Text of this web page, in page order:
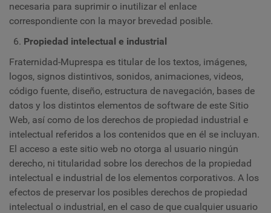
necesaria para suprimir o inutilizar el enlace
correspondiente con la mayor brevedad posible.
Propiedad intelectual e industrial
Fraternidad-Muprespa es titular de los textos, imágenes,
logos, signos distintivos, sonidos, animaciones, videos,
código fuente, diseño, estructura de navegación, bases de
datos y los distintos elementos de software de este Sitio
Web, así como de los derechos de propiedad industrial e
intelectual referidos a los contenidos que en él se incluyan.
El acceso a este sitio web no otorga al usuario ningún
derecho, ni titularidad sobre los derechos de la propiedad
intelectual e industrial de los elementos corporativos. A los
efectos de preservar los posibles derechos de propiedad
intelectual o industrial, en el caso de que cualquier usuario